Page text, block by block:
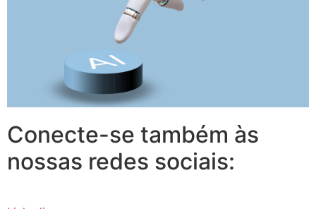
Conecte-se também às
nossas redes sociais: